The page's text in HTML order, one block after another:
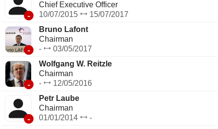
-
Chief Executive Officer
10/07/2015
15/07/2017
-
Bruno Lafont
Chairman
-
03/05/2017
-
Wolfgang W. Reitzle
Chairman
-
12/05/2016
-
Petr Laube
Chairman
01/01/2014
-